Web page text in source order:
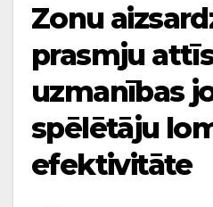
Zonu
prasmju
uzmanības
spēlētāju
efektivitāte